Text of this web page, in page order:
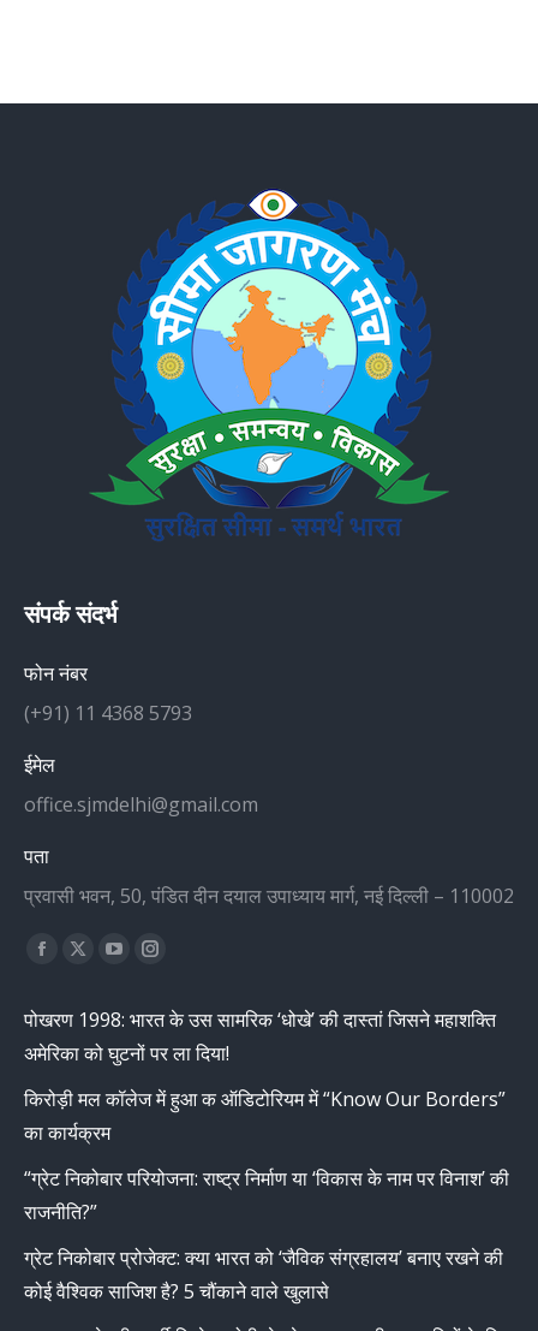
संपर्क संदर्भ
फोन नंबर
(+91) 11 4368 5793
ईमेल
office.sjmdelhi@gmail.com
पता
प्रवासी भवन, 50, पंडित दीन दयाल उपाध्याय मार्ग, नई दिल्ली – 110002
Find us on:
Facebook
opens
in
new
window
X
opens
in
window
YouTube
opens
in
new
window
Instagram
opens
in
new
window
पोखरण 1998: भारत के उस सामरिक ‘धोखे’ की दास्तां जिसने महाशक्ति
अमेरिका को घुटनों पर ला दिया!
किरोड़ी मल कॉलेज में हुआ क ऑडिटोरियम में “Know Our Borders”
का कार्यक्रम
“ग्रेट निकोबार परियोजना: राष्ट्र निर्माण या ‘विकास के नाम पर विनाश’ की
राजनीति?”
ग्रेट निकोबार प्रोजेक्ट: क्या भारत को ‘जैविक संग्रहालय’ बनाए रखने की
कोई वैश्विक साजिश है? 5 चौंकाने वाले खुलासे